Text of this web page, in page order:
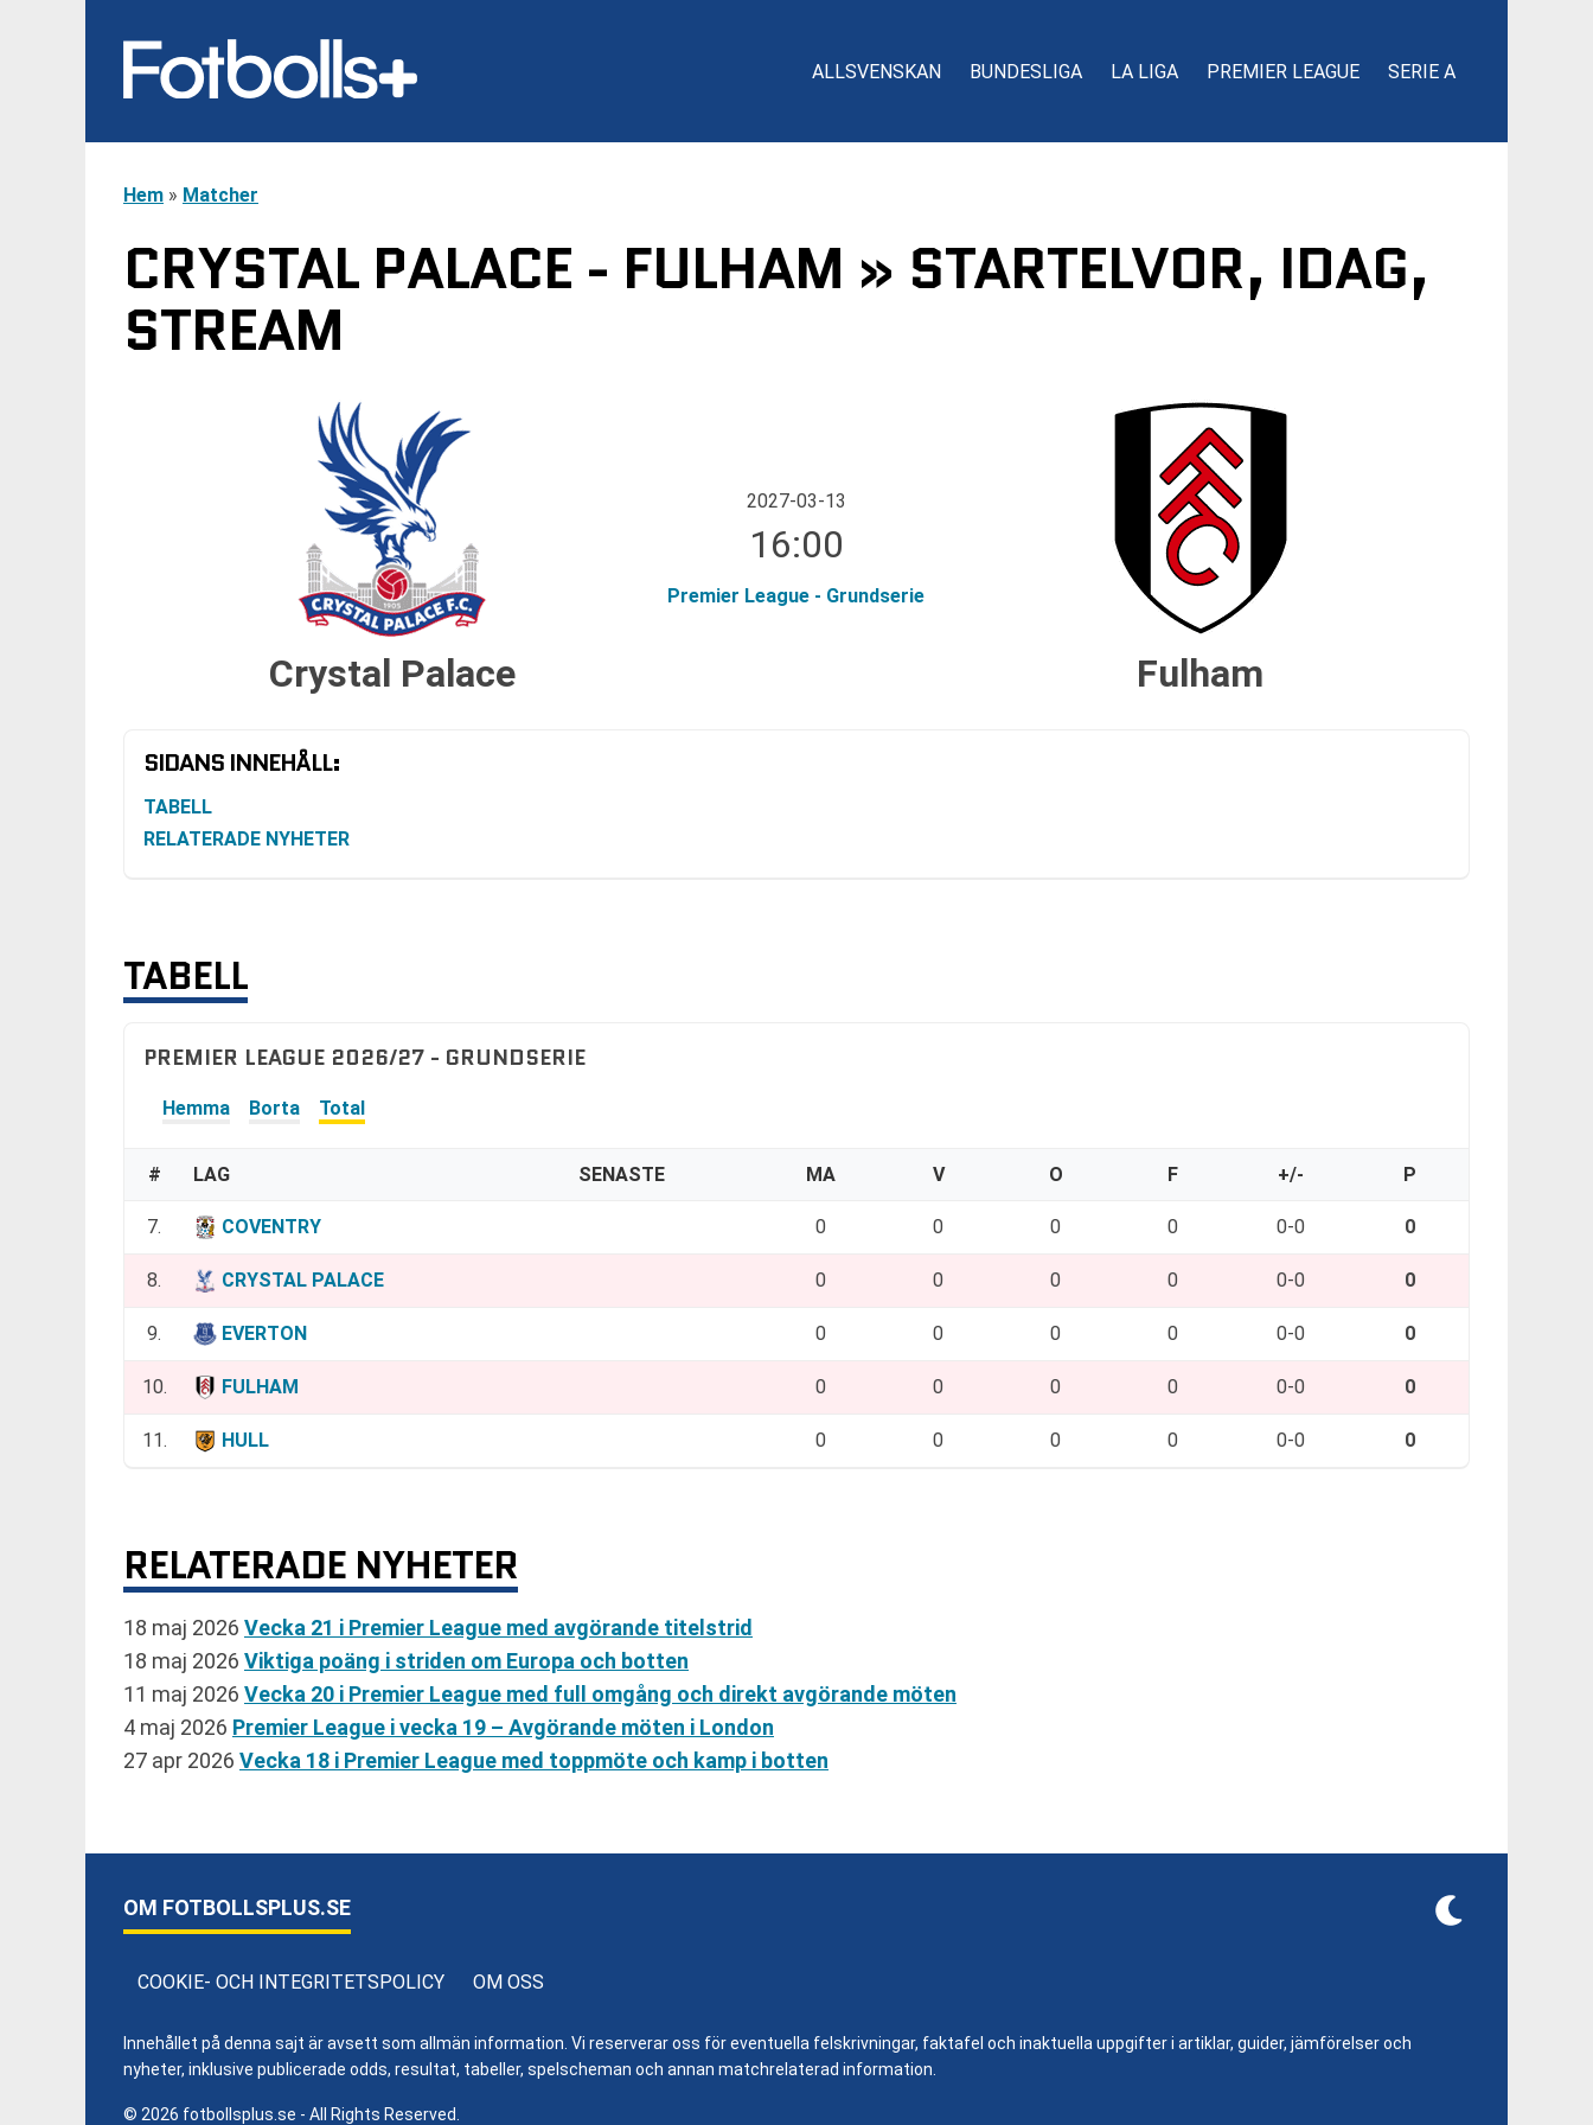
ALLSVENSKAN BUNDESLIGA LA LIGA PREMIER LEAGUE SERIE A
Hem » Matcher
CRYSTAL PALACE - FULHAM » STARTELVOR, IDAG,
STREAM
Crystal Palace
2027-03-13
16:00
Premier League - Grundserie
Fulham
SIDANS INNEHÅLL:
TABELL
RELATERADE NYHETER
TABELL
PREMIER LEAGUE 2026/27 - GRUNDSERIE
Hemma Borta Total
# LAG SENASTE MA V O F +/- P
7. COVENTRY 0 0 0 0 0-0 0
8. CRYSTAL PALACE 0 0 0 0 0-0 0
9. EVERTON 0 0 0 0 0-0 0
10. FULHAM 0 0 0 0 0-0 0
11. HULL 0 0 0 0 0-0 0
RELATERADE NYHETER
18 maj 2026 Vecka 21 i Premier League med avgörande titelstrid
18 maj 2026 Viktiga poäng i striden om Europa och botten
11 maj 2026 Vecka 20 i Premier League med full omgång och direkt avgörande möten
4 maj 2026 Premier League i vecka 19 – Avgörande möten i London
27 apr 2026 Vecka 18 i Premier League med toppmöte och kamp i botten
OM FOTBOLLSPLUS.SE
COOKIE- OCH INTEGRITETSPOLICY OM OSS
Innehållet på denna sajt är avsett som allmän information. Vi reserverar oss för eventuella felskrivningar, faktafel och inaktuella uppgifter i artiklar, guider, jämförelser och
nyheter, inklusive publicerade odds, resultat, tabeller, spelscheman och annan matchrelaterad information.
© 2026 fotbollsplus.se - All Rights Reserved.